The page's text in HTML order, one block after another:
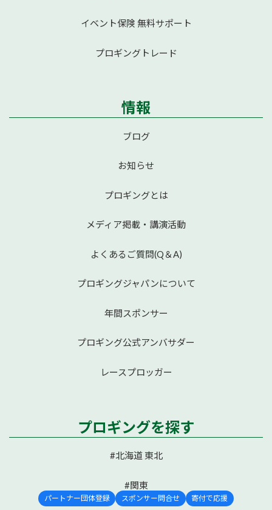
パートナー団体登録 スポンサー問合せ 寄付で応援
イベント保険 無料サポート
プロギングトレード
情報
ブログ
お知らせ
プロギングとは
メディア掲載・講演活動
よくあるご質問(Q＆A)
プロギングジャパンについて
年間スポンサー
プロギング公式アンバサダー
レースプロッガー
プロギングを探す
#北海道 東北
#関東